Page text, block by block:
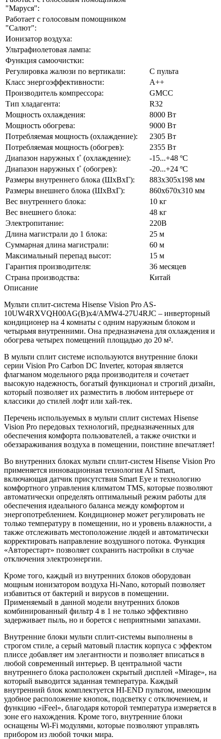
"Маруся":
Работает с голосовым помощником
"Салют":
Ионизатор воздуха:
Ультрафиолетовая лампа:
Функция самоочистки:
Регулировка жалюзи по вертикали:
С пульта
Класс энергоэффективности:
А++
Производитель компрессора:
GMCC
Тип хладагента:
R32
Мощность охлаждения:
8000 Вт
Мощность обогрева:
9000 Вт
Потребляемая мощность (охлаждение):
2305 Вт
Потребляемая мощность (обогрев):
2355 Вт
Диапазон наружных t˚ (охлаждение):
-15...+48 ºС
Диапазон наружных t˚ (обогрев):
-20...+24 ºC
Размеры внутреннего блока (ШхВхГ):
883х305х198 мм
Размеры внешнего блока (ШхВхГ):
860х670х310 мм
Вес внутреннего блока:
10 кг
Вес внешнего блока:
48 кг
Электропитание:
220В
Длина магистрали до 1 блока:
25 м
Суммарная длина магистрали:
60 м
Максимальный перепад высот:
15 м
Гарантия производителя:
36 месяцев
Страна производства:
Китай
Описание
Мульти сплит-система Hisense Vision Pro AS-
10UW4RXVQH00AG(B)х4/AMW4-27U4RJC – инверторный
кондиционер на 4 комнаты с одним наружным блоком и
четырьмя внутренними. Она предназначена для охлаждения и
обогрева четырех помещений площадью до 20 м².
В мульти сплит системе используются внутренние блоки
серии Vision Pro Carbon DC Inverter, которая является
флагманом модельного ряда производителя и сочетает
высокую надежность, богатый функционал и строгий дизайн,
который позволяет их разместить в любом интерьере от
классики до стилей лофт или хай-тек.
Перечень используемых в мульти сплит системах Hisense
Vision Pro передовых технологий, предназначенных для
обеспечения комфорта пользователей, а также очистки и
обеззараживания воздуха в помещении, поистине впечатляет!
Во внутренних блоках мульти сплит-систем Hisense Vision Pro
применяется инновационная технология AI Smart,
включающая датчик присутствия Smart Eye и технологию
комфортного управления климатом TMS, которые позволяют
автоматически определять оптимальный режим работы для
обеспечения идеального баланса между комфортом и
энергопотреблением. Кондиционер может регулировать не
только температуру в помещении, но и уровень влажности, а
также отслеживать местоположение людей и автоматически
корректировать направление воздушного потока. Функция
«Авторестарт» позволяет сохранить настройки в случае
отключения электроэнергии.
Кроме того, каждый из внутренних блоков оборудован
мощным ионизатором воздуха Hi-Nano, который позволяет
избавиться от бактерий и вирусов в помещении.
Применяемый в данной модели внутренних блоков
комбинированный фильтр 4 в 1 не только эффективно
задерживает пыль, но и борется с неприятными запахами.
Внутренние блоки мульти сплит-системы выполнены в
строгом стиле, а серый матовый пластик корпуса с эффектом
плиссе добавляет им элегантности и позволяет вписаться в
любой современный интерьер. В центральной части
внутреннего блока расположен скрытый дисплей «Mirage», на
который выводится заданная температура. Каждый
внутренний блок комплектуется HI-END пультом, имеющим
удобное расположение кнопок, подсветку с отключением, и
функцию «iFeel», благодаря которой температура измеряется в
зоне его нахождения. Кроме того, внутренние блоки
оснащены Wi-Fi модулями, которые позволяют управлять
прибором из любой точки мира.